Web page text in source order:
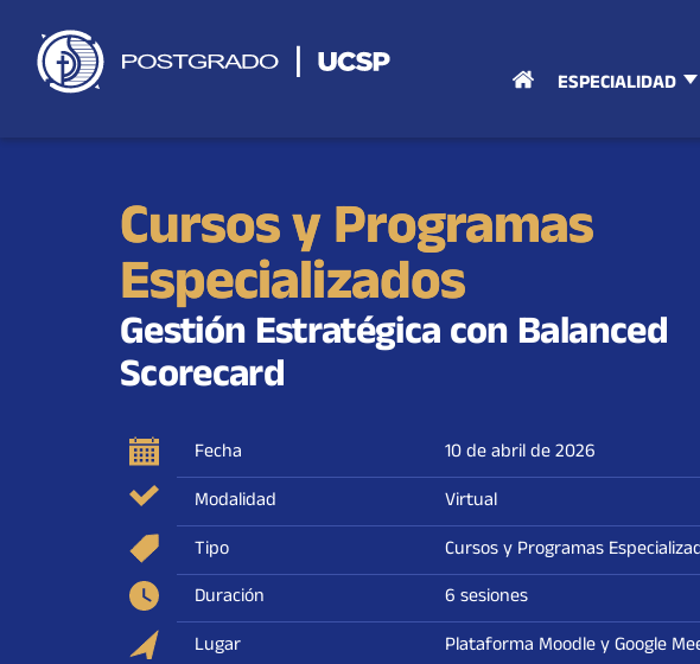
contenido
ESPECIALIDAD
Cursos y Programas
Especializados
Gestión Estratégica con Balanced
Scorecard
Fecha
10 de abril de 2026
Modalidad
Virtual
Tipo
Cursos y Programas
Duración
6 sesiones
Lugar
Plataforma Moodle y Google